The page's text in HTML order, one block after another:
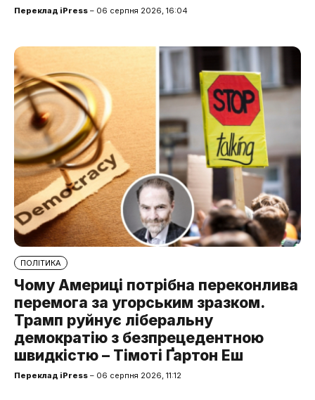
Переклад iPress – 06 серпня 2026, 16:04
ПОЛІТИКА
Чому Америці потрібна переконлива
перемога за угорським зразком.
Трамп руйнує ліберальну
демократію з безпрецедентною
швидкістю – Тімоті Ґартон Еш
Переклад iPress – 06 серпня 2026, 11:12